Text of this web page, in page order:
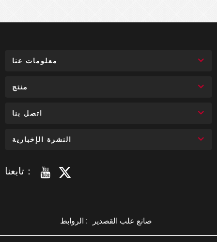
معلومات عنا
منتج
اتصل بنا
النشرة الإخبارية
تابعنا：
الروابط : صانع علب القصدير